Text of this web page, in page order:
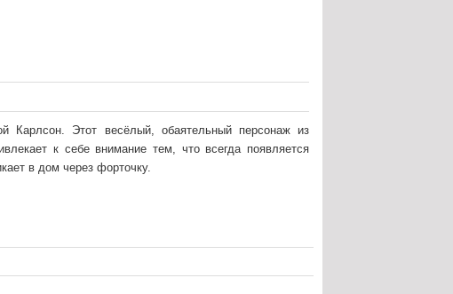
Карлсон. Этот весёлый, обаятельный персонаж из
к себе внимание тем, что всегда появляется
в дом через форточку.